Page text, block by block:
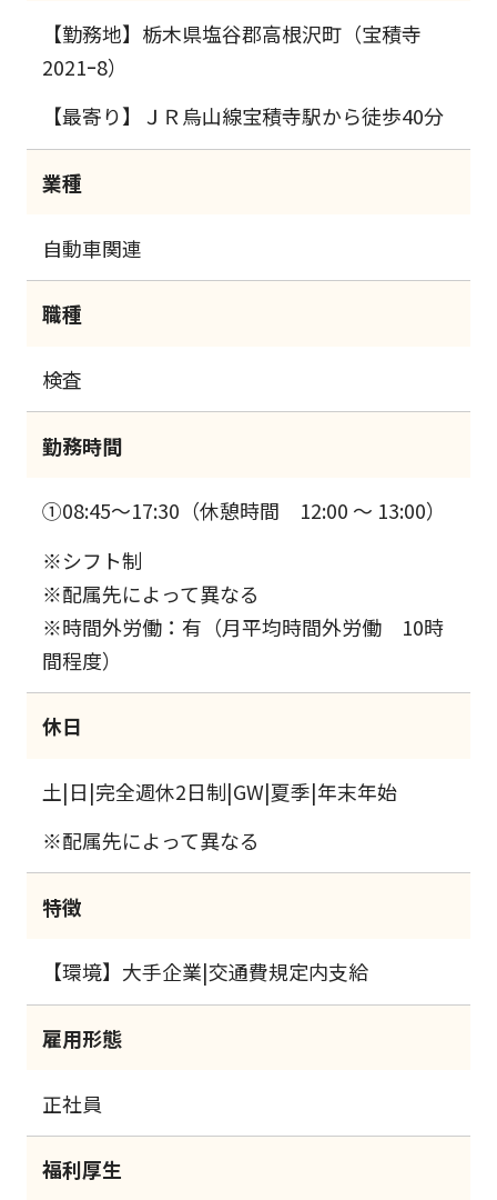
【勤務地】栃木県塩谷郡高根沢町（宝積寺
2021ｰ8）
【最寄り】ＪＲ烏山線宝積寺駅から徒歩40分
業種
自動車関連
職種
検査
勤務時間
①08:45～17:30（休憩時間 12:00 ～ 13:00）
※シフト制
※配属先によって異なる
※時間外労働：有（月平均時間外労働 10時
間程度）
休日
土|日|完全週休2日制|GW|夏季|年末年始
※配属先によって異なる
特徴
【環境】大手企業|交通費規定内支給
雇用形態
正社員
福利厚生